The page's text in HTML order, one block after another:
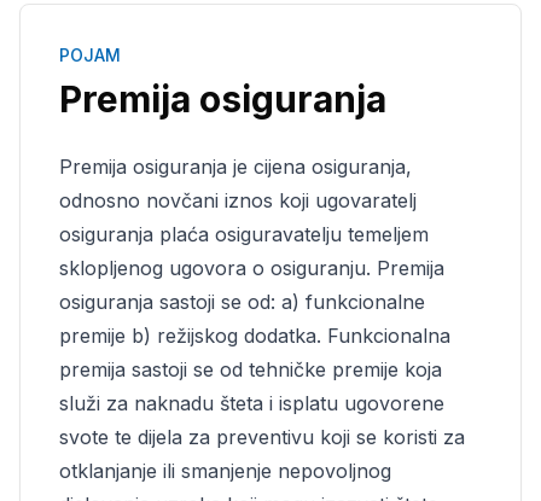
POJAM
Premija osiguranja
Premija osiguranja je cijena osiguranja,
odnosno novčani iznos koji ugovaratelj
osiguranja plaća osiguravatelju temeljem
sklopljenog ugovora o osiguranju. Premija
osiguranja sastoji se od: a) funkcionalne
premije b) režijskog dodatka. Funkcionalna
premija sastoji se od tehničke premije koja
služi za naknadu šteta i isplatu ugovorene
svote te dijela za preventivu koji se koristi za
otklanjanje ili smanjenje nepovoljnog